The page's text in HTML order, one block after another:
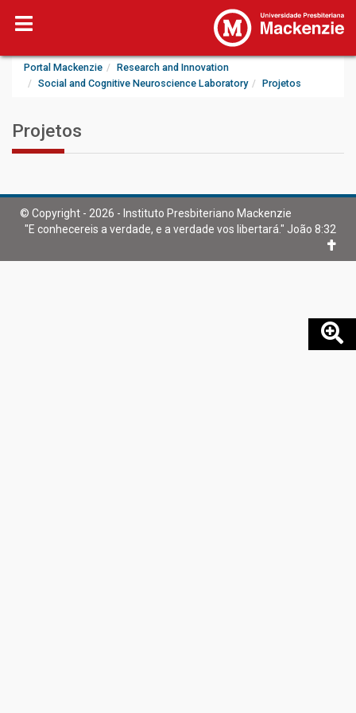
Portal Mackenzie
Research and Innovation
Social and Cognitive Neuroscience Laboratory
Projetos
Projetos
© Copyright - 2026 - Instituto Presbiteriano Mackenzie
"E conhecereis a verdade, e a verdade vos libertará." João 8:32